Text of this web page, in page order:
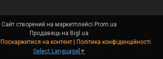
Сайт створений на маркетплейсі Prom.ua
Продавець на Bigl.ua
Поскаржитися на контент | Політика конфіденційності
Select Language ▼